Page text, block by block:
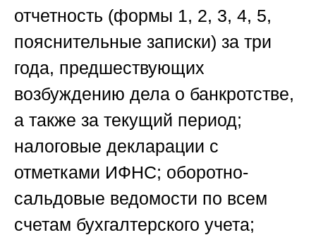
отчетность (формы 1, 2, 3, 4, 5,
пояснительные записки) за три
года, предшествующих
возбуждению дела о банкротстве,
а также за текущий период;
налоговые декларации с
отметками ИФНС; оборотно-
сальдовые ведомости по всем
счетам бухгалтерского учета;